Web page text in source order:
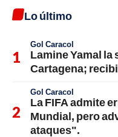
Lo último
Gol Caracol
Lamine Yamal la
Cartagena;
Gol Caracol
La FIFA admite
Mundial, pero
ataques".